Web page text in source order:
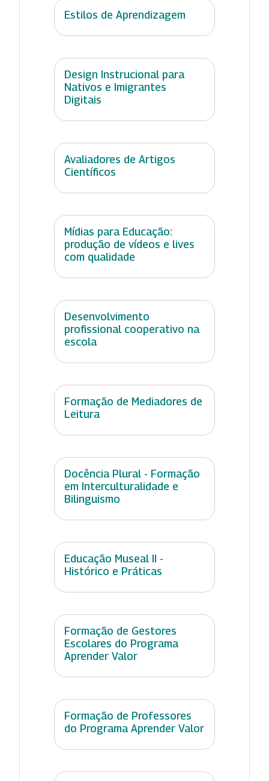
Estilos de Aprendizagem
Design Instrucional para
Nativos e Imigrantes
Digitais
Avaliadores de Artigos
Científicos
Mídias para Educação:
produção de vídeos e lives
com qualidade
Desenvolvimento
profissional cooperativo na
escola
Formação de Mediadores de
Leitura
Docência Plural - Formação
em Interculturalidade e
Bilinguismo
Educação Museal II -
Histórico e Práticas
Formação de Gestores
Escolares do Programa
Aprender Valor
Formação de Professores
do Programa Aprender Valor